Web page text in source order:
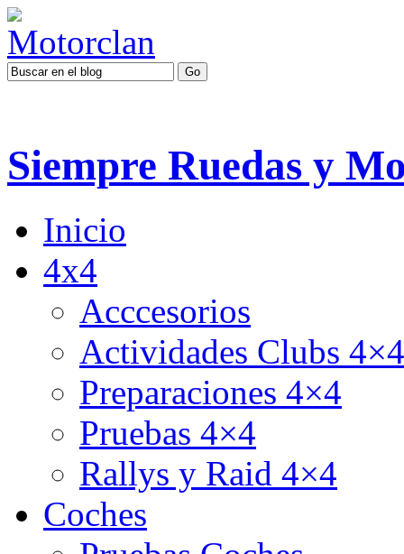
Siempre Ruedas y
Inicio
4x4
Acccesorios
Actividades Clubs 4×4
Preparaciones 4×4
Pruebas 4×4
Rallys y Raid 4×4
Coches